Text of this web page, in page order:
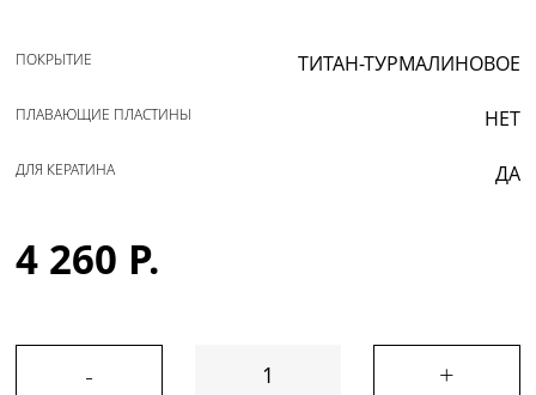
ТИТАН-ТУРМАЛИНОВОЕ
ПОКРЫТИЕ
НЕТ
ПЛАВАЮЩИЕ ПЛАСТИНЫ
ДА
ДЛЯ КЕРАТИНА
4 260 Р.
- +